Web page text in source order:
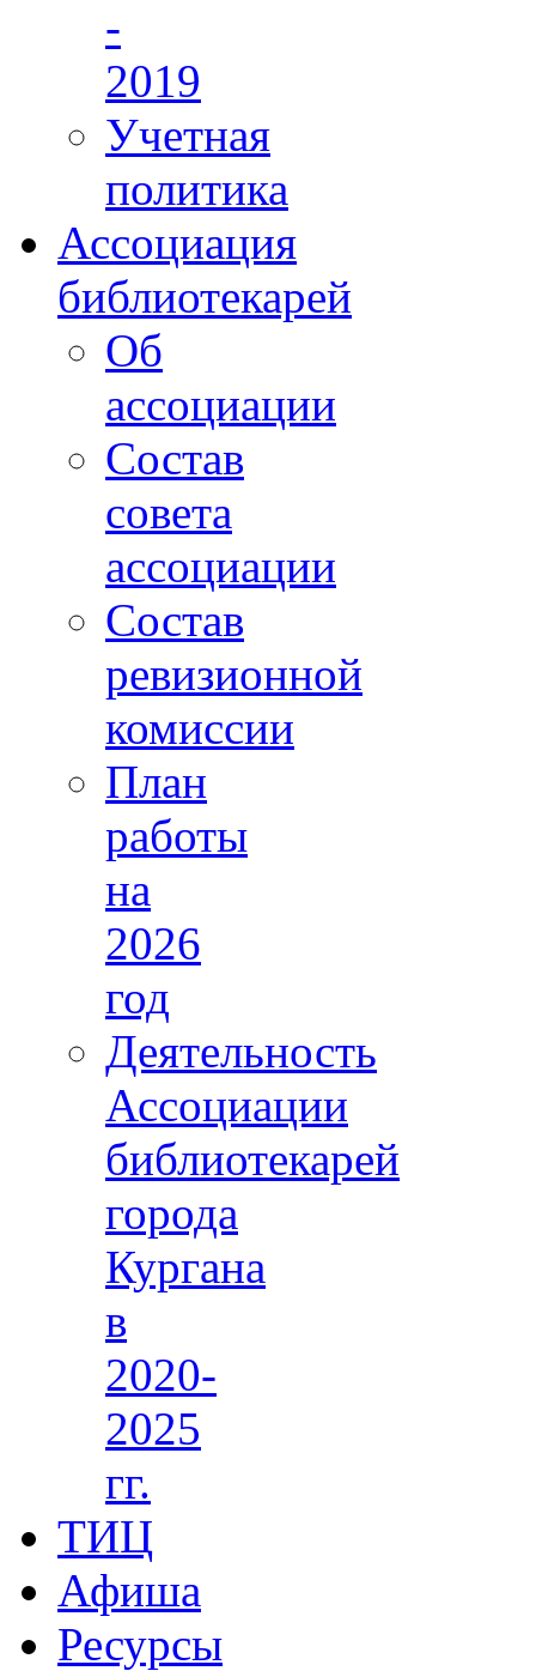
-
2019
Учетная
политика
Ассоциация
библиотекарей
Об
ассоциации
Состав
совета
ассоциации
Состав
ревизионной
комиссии
План
работы
на
2026
год
Деятельность
Ассоциации
библиотекарей
города
Кургана
в
2020-
2025
гг.
ТИЦ
Афиша
Ресурсы